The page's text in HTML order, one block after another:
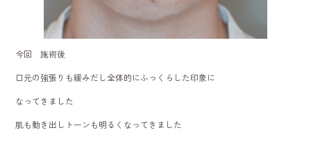
今回 施術後
口元の強張りも緩みだし全体的にふっくらした印象に
なってきました
肌も動き出しトーンも明るくなってきました